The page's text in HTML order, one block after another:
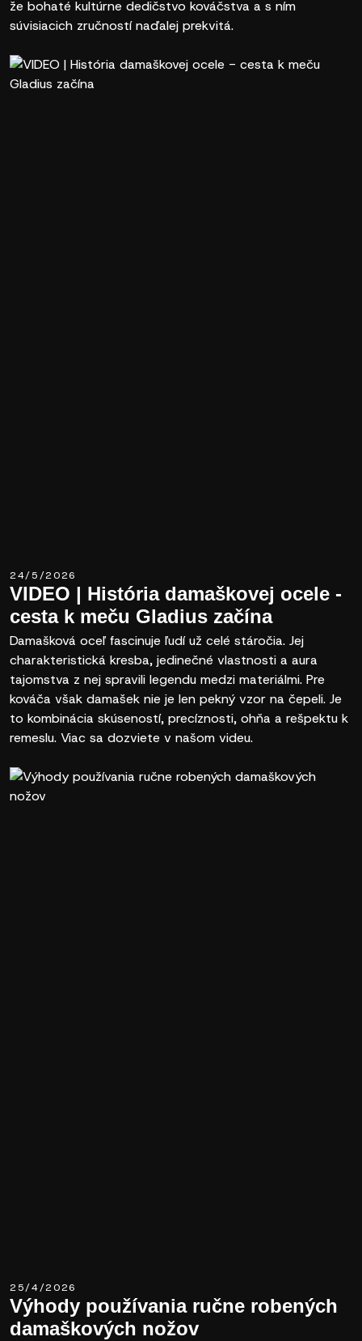
že bohaté kultúrne dedičstvo kováčstva a s ním
súvisiacich zručností naďalej prekvitá.
24/5/2026
VIDEO | História damaškovej ocele -
cesta k meču Gladius začína
Damašková oceľ fascinuje ľudí už celé stáročia. Jej
charakteristická kresba, jedinečné vlastnosti a aura
tajomstva z nej spravili legendu medzi materiálmi. Pre
kováča však damašek nie je len pekný vzor na čepeli. Je
to kombinácia skúseností, precíznosti, ohňa a rešpektu k
remeslu. Viac sa dozviete v našom videu.
25/4/2026
Výhody používania ručne robených
damaškových nožov